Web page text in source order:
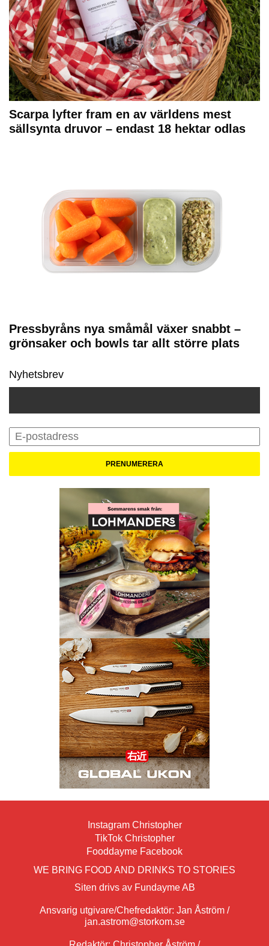
Scarpa lyfter fram en av världens mest
sällsynta druvor – endast 18 hektar odlas
Pressbyråns nya småmål växer snabbt –
grönsaker och bowls tar allt större plats
Nyhetsbrev
Instagram Christopher
TikTok Christopher
Fooddayme Facebook
WE BRING FOOD AND DRINKS TO STORIES
Siten drivs av Fundayme AB
Ansvarig utgivare/Chefredaktör: Jan Åström /
jan.astrom@storkom.se